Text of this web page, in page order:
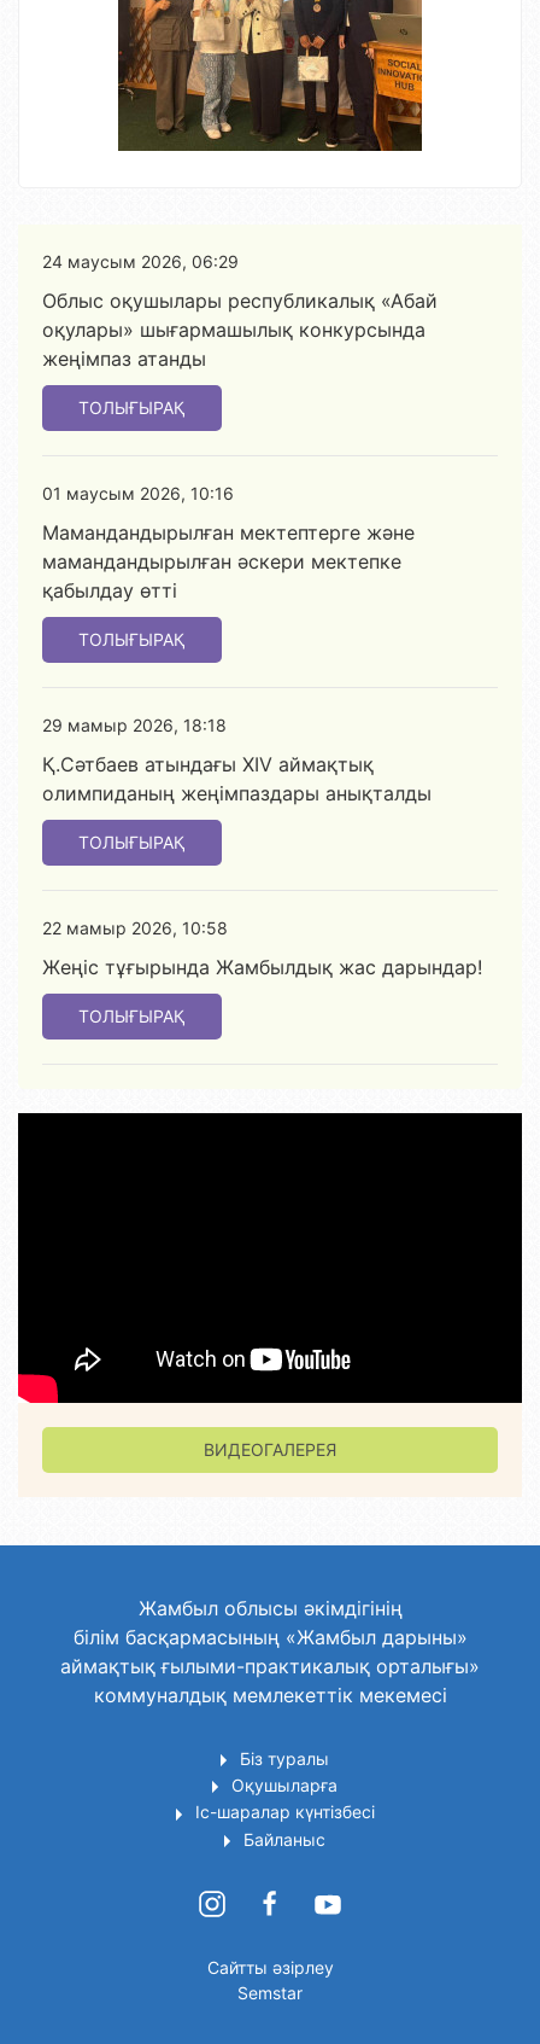
24 маусым 2026, 06:29
Облыс оқушылары республикалық «Абай
оқулары» шығармашылық конкурсында
жеңімпаз атанды
ТОЛЫҒЫРАҚ
01 маусым 2026, 10:16
Мамандандырылған мектептерге және
мамандандырылған әскери мектепке
қабылдау өтті
ТОЛЫҒЫРАҚ
29 мамыр 2026, 18:18
Қ.Сәтбаев атындағы XIV аймақтық
олимпиданың жеңімпаздары анықталды
ТОЛЫҒЫРАҚ
22 мамыр 2026, 10:58
Жеңіс тұғырында Жамбылдық жас дарындар!
ТОЛЫҒЫРАҚ
ВИДЕОГАЛЕРЕЯ
Жамбыл облысы әкімдігінің
білім басқармасының «Жамбыл дарыны»
аймақтық ғылыми-практикалық орталығы»
коммуналдық мемлекеттік мекемесі
Біз туралы
Оқушыларға
Іс-шаралар күнтізбесі
Байланыс
Сайтты әзірлеу
Semstar